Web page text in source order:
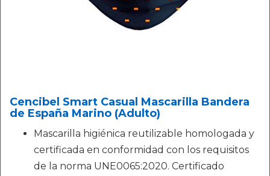
Cencibel Smart Casual Mascarilla Bandera
de España Marino (Adulto)
Mascarilla higiénica reutilizable homologada y
certificada en conformidad con los requisitos
de la norma UNE0065:2020. Certificado